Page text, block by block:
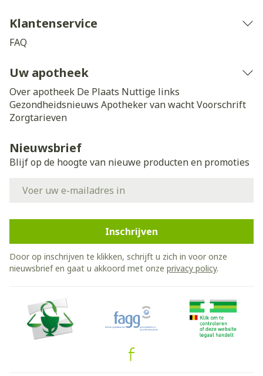
Klantenservice
FAQ
Uw apotheek
Over apotheek De Plaats Nuttige links
Gezondheidsnieuws Apotheker van wachtVoorschrift
Zorgtarieven
Nieuwsbrief
Blijf op de hoogte van nieuwe producten en promoties
Inschrijven
Door op inschrijven te klikken, schrijft u zich in voor onze
nieuwsbrief en gaat u akkoord met onze privacy policy.